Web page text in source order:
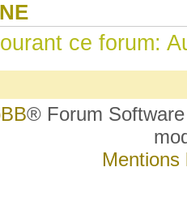
ce forum:
® Forum
Mentions